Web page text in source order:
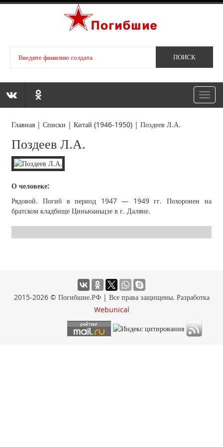
Главная |Списки |Китай (1946-1950) |Поздеев Л.А.
Поздеев Л.А.
О человеке:
Рядовой. Погиб в период 1947 — 1949 гг. Похоронен на
братском кладбище Циньюаньцзе в г. Даляне.
2015-2026 © Погибшие.РФ | Все права защищены. Разработка
Webunical